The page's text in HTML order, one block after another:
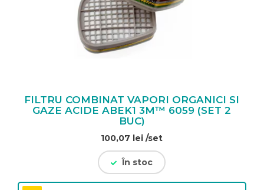
FILTRU COMBINAT VAPORI ORGANICI SI
GAZE ACIDE ABEK1 3M™ 6059 (SET 2
BUC)
100,07 lei /set
În stoc